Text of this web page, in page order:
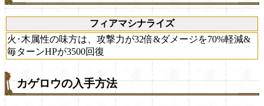
フィアマシナライズ
火･木属性の味方は、攻撃力が32倍&ダメージを70%軽減&
毎ターンHPが3500回復
カゲロウの入手方法